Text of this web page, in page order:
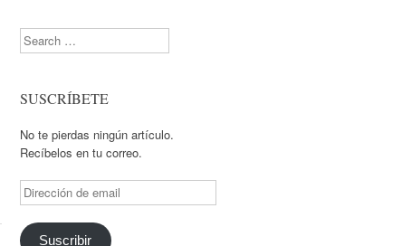
Search
SUSCRÍBETE
No te pierdas ningún artículo.
Recíbelos en tu correo.
Dirección
de
email
Suscribir